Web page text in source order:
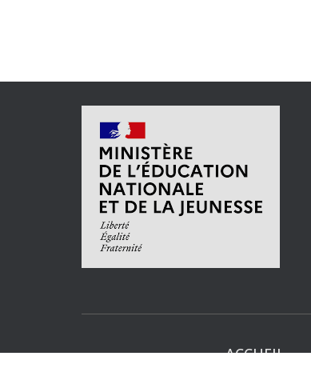
ACCUEIL